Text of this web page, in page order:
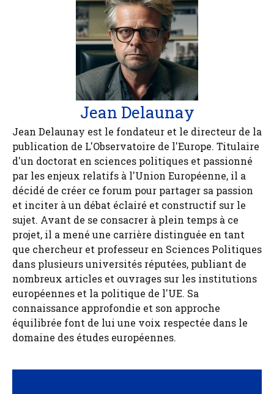
Jean Delaunay
Jean Delaunay est le fondateur et le directeur de la
publication de L'Observatoire de l'Europe. Titulaire
d'un doctorat en sciences politiques et passionné
par les enjeux relatifs à l'Union Européenne, il a
décidé de créer ce forum pour partager sa passion
et inciter à un débat éclairé et constructif sur le
sujet. Avant de se consacrer à plein temps à ce
projet, il a mené une carrière distinguée en tant
que chercheur et professeur en Sciences Politiques
dans plusieurs universités réputées, publiant de
nombreux articles et ouvrages sur les institutions
européennes et la politique de l'UE. Sa
connaissance approfondie et son approche
équilibrée font de lui une voix respectée dans le
domaine des études européennes.